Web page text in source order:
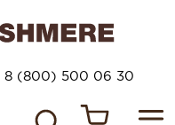
8 (800) 500 06 30